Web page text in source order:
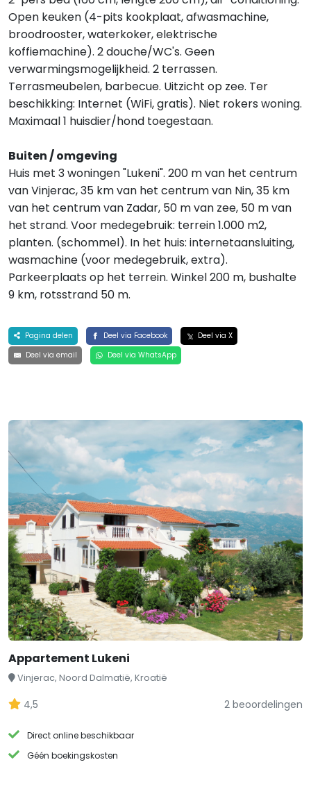
Open keuken (4-pits kookplaat, afwasmachine,
broodrooster, waterkoker, elektrische
koffiemachine). 2 douche/WC's. Geen
verwarmingsmogelijkheid. 2 terrassen.
Terrasmeubelen, barbecue. Uitzicht op zee. Ter
beschikking: Internet (WiFi, gratis). Niet rokers woning.
Maximaal 1 huisdier/hond toegestaan.
Buiten / omgeving
Huis met 3 woningen "Lukeni". 200 m van het centrum
van Vinjerac, 35 km van het centrum van Nin, 35 km
van het centrum van Zadar, 50 m van zee, 50 m van
het strand. Voor medegebruik: terrein 1.000 m2,
planten. (schommel). In het huis: internetaansluiting,
wasmachine (voor medegebruik, extra).
Parkeerplaats op het terrein. Winkel 200 m, bushalte
9 km, rotsstrand 50 m.
Pagina delen Deel via Facebook
Deel via X
Deel via email
Deel via WhatsApp
Appartement Lukeni
Vinjerac, Noord Dalmatië, Kroatië
4,5 2 beoordelingen
Direct online beschikbaar
Géén boekingskosten